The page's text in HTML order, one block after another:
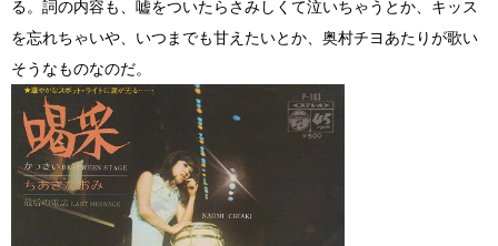
る。詞の内容も、嘘をついたらさみしくて泣いちゃうとか、キッス
を忘れちゃいや、いつまでも甘えたいとか、奥村チヨあたりが歌い
そうなものなのだ。